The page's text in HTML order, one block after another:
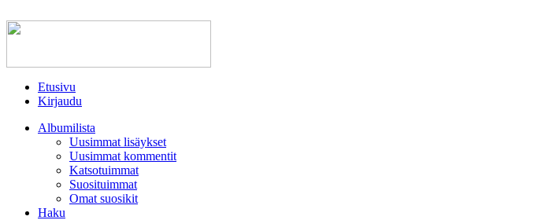
Etusivu
Kirjaudu
Albumilista
Uusimmat lisäykset
Uusimmat kommentit
Katsotuimmat
Suosituimmat
Omat suosikit
Haku